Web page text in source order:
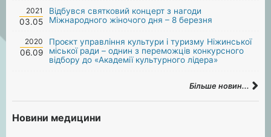
2021
03.05
Відбувся святковий концерт з нагоди
Міжнародного жіночого дня – 8 березня
2020
06.09
Проєкт управління культури і туризму Ніжинської
міської ради – однин з переможців конкурсного
відбору до «Академії культурного лідера»
Більше новин...
Новини медицини